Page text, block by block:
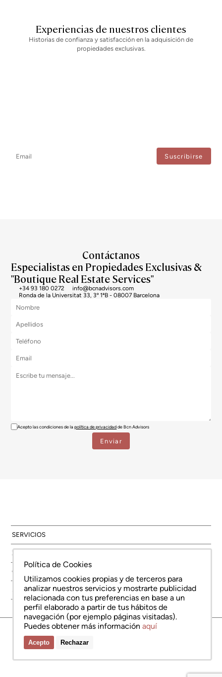
Experiencias de nuestros clientes
Historias de confianza y satisfacción en la adquisición de
propiedades exclusivas.
Contáctanos
Especialistas en Propiedades Exclusivas &
"Boutique Real Estate Services"
+34 93 180 0272
info@bcnadvisors.com
Ronda de la Universitat 33, 3º 1ªB - 08007 Barcelona
Acepto las condiciones de lapolítica de privacidadde Bcn Advisors
SERVICIOS
ZONAS
OBRA NUEVA
SOBRE NOSOTROS
© Copyright Bcn Advisors 2026
aiCat 2736
Política de Cookies
Utilizamos cookies propias y de terceros para
analizar nuestros servicios y mostrarte publicidad
relacionada con tus preferencias en base a un
perfil elaborado a partir de tus hábitos de
navegación (por ejemplo páginas visitadas).
Puedes obtener más información aquí
Acepto Rechazar